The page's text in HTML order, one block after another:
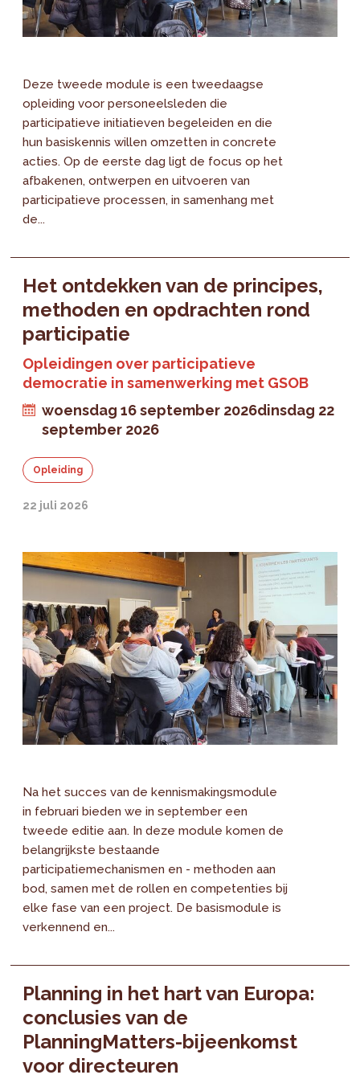
Deze tweede module is een tweedaagse
opleiding voor personeelsleden die
participatieve initiatieven begeleiden en die
hun basiskennis willen omzetten in concrete
acties. Op de eerste dag ligt de focus op het
afbakenen, ontwerpen en uitvoeren van
participatieve processen, in samenhang met
de...
Het ontdekken van de principes,
methoden en opdrachten rond
participatie
Opleidingen over participatieve
democratie in samenwerking met GSOB
woensdag 16 september 2026dinsdag 22
september 2026
Opleiding
22 juli 2026
Na het succes van de kennismakingsmodule
in februari bieden we in september een
tweede editie aan. In deze module komen de
belangrijkste bestaande
participatiemechanismen en - methoden aan
bod, samen met de rollen en competenties bij
elke fase van een project. De basismodule is
verkennend en...
Planning in het hart van Europa:
conclusies van de
PlanningMatters-bijeenkomst
voor directeuren